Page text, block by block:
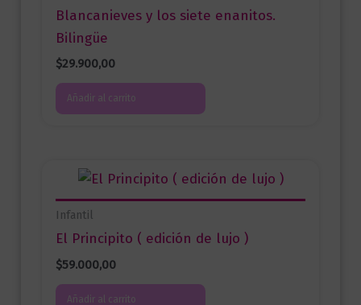
Blancanieves y los siete enanitos.
Bilingüe
$29.900,00
Añadir al carrito
Infantil
El Principito ( edición de lujo )
$59.000,00
Añadir al carrito